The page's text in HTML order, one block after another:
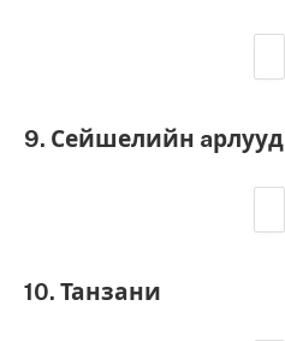
9. Сейшелийн aрлууд
10. Танзани